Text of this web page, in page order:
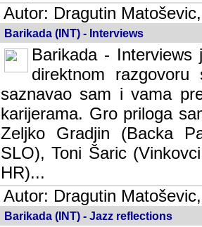
Autor: Dragutin
Barikada (INT) - Interviews
Barikada -
direktnom
saznavao sam i vama
karijerama. Gro priloga
Zeljko Gradjin (Backa
SLO), Toni Šaric
HR)...
Autor: Dragutin
Barikada (INT) - Jazz reflections